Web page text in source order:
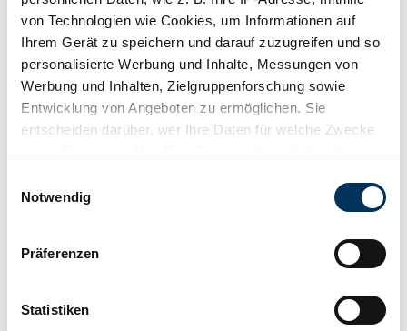
von Technologien wie Cookies, um Informationen auf
Ihrem Gerät zu speichern und darauf zuzugreifen und so
personalisierte Werbung und Inhalte, Messungen von
Werbung und Inhalten, Zielgruppenforschung sowie
Entwicklung von Angeboten zu ermöglichen. Sie
entscheiden darüber, wer Ihre Daten für welche Zwecke
nutzt. Sie können Ihre Einwilligung jederzeit über die
Trigger Symbol ändern oder widerrufen
Informationen über Ihre geografische Lage
können
Notwendig
Präferenzen
Statistiken